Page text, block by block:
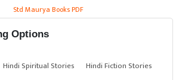
Std Maurya Books PDF
Options
Hindi Spiritual Stories
Hindi Fiction Stories